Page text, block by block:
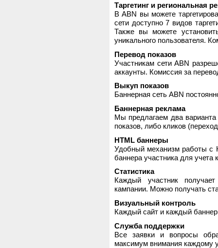
Таргетинг и региональная
В ABN вы можете
сети доступно 7 видов
Также вы можете
уникального пользователя.
Перевод показов
Участникам сети ABN
аккаунты. Комиссия за
Выкуп показов
Баннерная сеть ABN
Баннерная реклама
Мы предлагаем два
показов, либо кликов
HTML баннеры
Удобный механизм работы с
баннера участника для
Статистика
Каждый участник
кампании. Можно получать
Визуальный контроль
Каждый сайт и каждый
Служба поддержки
Все заявки и вопросы
максимум внимания каждому